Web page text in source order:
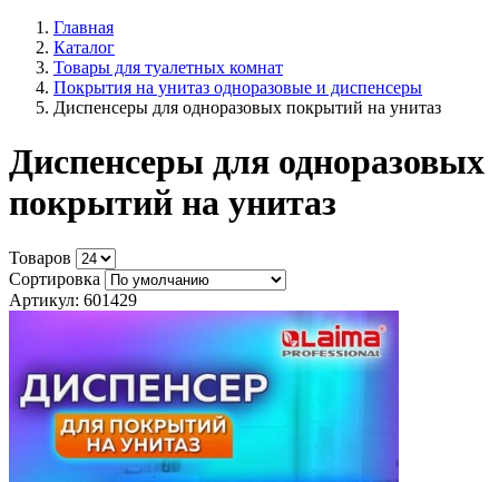
Главная
Каталог
Товары для туалетных комнат
Покрытия на унитаз одноразовые и диспенсеры
Диспенсеры для одноразовых покрытий на унитаз
Диспенсеры для одноразовых
покрытий на унитаз
Товаров
Сортировка
Артикул: 601429